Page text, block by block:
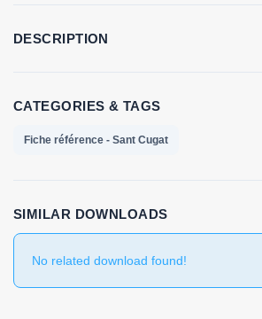
DESCRIPTION
CATEGORIES & TAGS
Fiche référence - Sant Cugat
SIMILAR DOWNLOADS
No related download found!